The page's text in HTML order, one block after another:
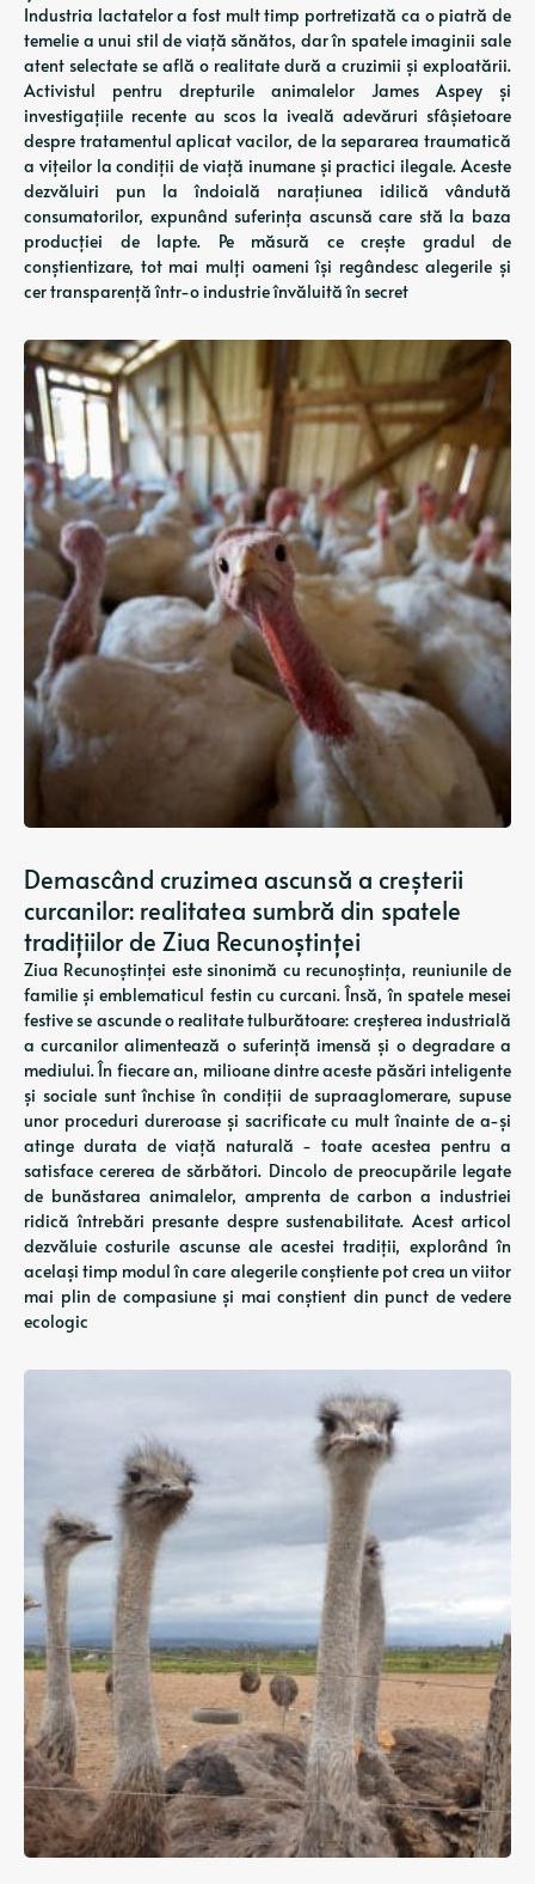
Industria lactatelor a fost mult timp portretizată ca o piatră de
temelie a unui stil de viață sănătos, dar în spatele imaginii sale
atent selectate se află o realitate dură a cruzimii și exploatării.
Activistul pentru drepturile animalelor James Aspey și
investigațiile recente au scos la iveală adevăruri sfâșietoare
despre tratamentul aplicat vacilor, de la separarea traumatică
a vițeilor la condiții de viață inumane și practici ilegale. Aceste
dezvăluiri pun la îndoială narațiunea idilică vândută
consumatorilor, expunând suferința ascunsă care stă la baza
producției de lapte. Pe măsură ce crește gradul de
conștientizare, tot mai mulți oameni își regândesc alegerile și
cer transparență într-o industrie învăluită în secret
Demascând cruzimea ascunsă a creșterii
curcanilor: realitatea sumbră din spatele
tradițiilor de Ziua Recunoștinței
Ziua Recunoștinței este sinonimă cu recunoștința, reuniunile de
familie și emblematicul festin cu curcani. Însă, în spatele mesei
festive se ascunde o realitate tulburătoare: creșterea industrială
a curcanilor alimentează o suferință imensă și o degradare a
mediului. În fiecare an, milioane dintre aceste păsări inteligente
și sociale sunt închise în condiții de supraaglomerare, supuse
unor proceduri dureroase și sacrificate cu mult înainte de a-și
atinge durata de viață naturală - toate acestea pentru a
satisface cererea de sărbători. Dincolo de preocupările legate
de bunăstarea animalelor, amprenta de carbon a industriei
ridică întrebări presante despre sustenabilitate. Acest articol
dezvăluie costurile ascunse ale acestei tradiții, explorând în
același timp modul în care alegerile conștiente pot crea un viitor
mai plin de compasiune și mai conștient din punct de vedere
ecologic